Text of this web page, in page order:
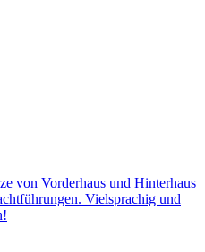
von Vorderhaus und Hinterhaus
Vielsprachig und